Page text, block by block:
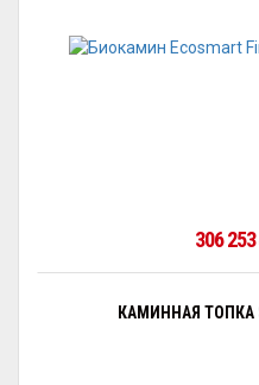
306 253
КАМИННАЯ ТОПКА